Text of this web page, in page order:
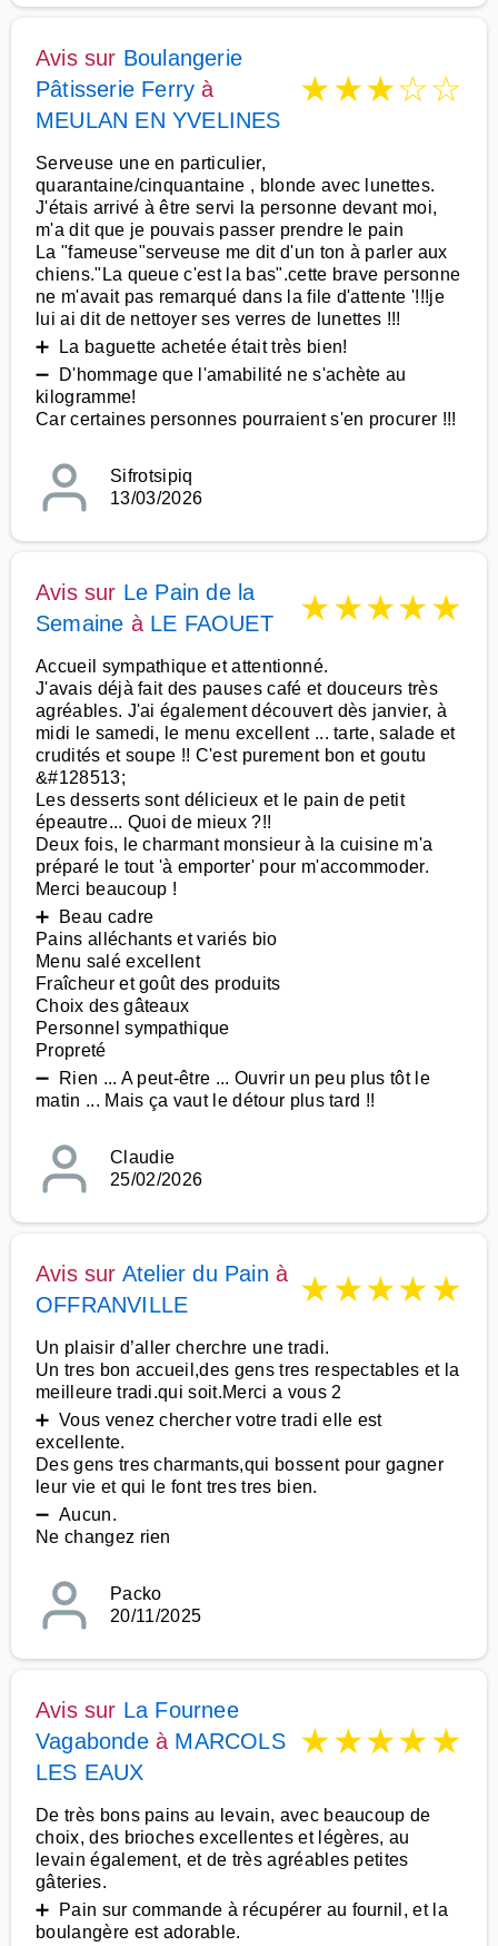
Avis sur Boulangerie
Pâtisserie Ferry à
MEULAN EN YVELINES
★★★☆☆
Serveuse une en particulier,
quarantaine/cinquantaine , blonde avec lunettes.
J'étais arrivé à être servi la personne devant moi,
m'a dit que je pouvais passer prendre le pain
La "fameuse"serveuse me dit d'un ton à parler aux
chiens."La queue c'est la bas".cette brave personne
ne m'avait pas remarqué dans la file d'attente '!!!je
lui ai dit de nettoyer ses verres de lunettes !!!
➕ La baguette achetée était très bien!
➖ D'hommage que l'amabilité ne s'achète au
kilogramme!
Car certaines personnes pourraient s'en procurer !!!
Sifrotsipiq
13/03/2026
Avis sur Le Pain de la
Semaine à LE FAOUET ★★★★★
Accueil sympathique et attentionné.
J'avais déjà fait des pauses café et douceurs très
agréables. J'ai également découvert dès janvier, à
midi le samedi, le menu excellent ... tarte, salade et
crudités et soupe !! C'est purement bon et goutu
&#128513;
Les desserts sont délicieux et le pain de petit
épeautre... Quoi de mieux ?!!
Deux fois, le charmant monsieur à la cuisine m'a
préparé le tout 'à emporter' pour m'accommoder.
Merci beaucoup !
➕ Beau cadre
Pains alléchants et variés bio
Menu salé excellent
Fraîcheur et goût des produits
Choix des gâteaux
Personnel sympathique
Propreté
➖ Rien ... A peut-être ... Ouvrir un peu plus tôt le
matin ... Mais ça vaut le détour plus tard !!
Claudie
25/02/2026
Avis sur Atelier du Pain à
OFFRANVILLE
★★★★★
Un plaisir d’aller cherchre une tradi.
Un tres bon accueil,des gens tres respectables et la
meilleure tradi.qui soit.Merci a vous 2
➕ Vous venez chercher votre tradi elle est
excellente.
Des gens tres charmants,qui bossent pour gagner
leur vie et qui le font tres tres bien.
➖ Aucun.
Ne changez rien
Packo
20/11/2025
Avis sur La Fournee
Vagabondeà MARCOLS
LES EAUX
★★★★★
De très bons pains au levain, avec beaucoup de
choix, des brioches excellentes et légères, au
levain également, et de très agréables petites
gâteries.
➕ Pain sur commande à récupérer au fournil, et la
boulangère est adorable.